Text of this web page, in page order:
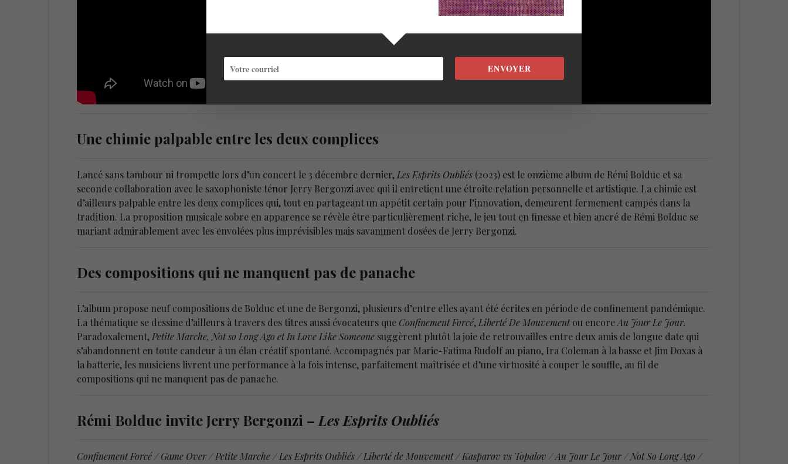
Une chimie palpable entre les deux complices
Lancé sans tambour ni trompette lors d’un concert le 3 décembre dernier,Les Esprits Oubliés (2023) est le onzième album de Rémi Bolduc et sa
seconde collaboration avec le saxophoniste ténor Jerry Bergonzi avec qui il entretient une étroite relation personnelle et artistique. La chimie est
d’ailleurs palpable entre les deux complices qui, tout en partageant un appétit certain pour l’innovation, demeurent fermement campés dans la
tradition. La proposition musicale sobre en apparence se révèle être particulièrement riche, le jeu tout en finesse et bien ancré de Rémi Bolduc se
mariant admirablement avec les envolées plus imprévisibles mais savamment dosées de Jerry Bergonzi.
Des compositions qui ne manquent pas de panache
L’album propose neuf compositions de Bolduc et une de Bergonzi, plusieurs d’entre elles ayant été écrites en période de confinement pandémique.
La thématique se dessine d’ailleurs à travers des titres aussi évocateurs que Confinement Forcé,Liberté De Mouvementou encoreAu Jour Le Jour.
Paradoxalement,Petite Marche, Not so Long Ago et In Love Like Someone suggèrent plutôt la joie de retrouvailles entre deux amis de longue date qui
s’abandonnent en toute candeur à un élan créatif spontané. Accompagnés par Marie-Fatima Rudolf au piano, Ira Coleman à la basse et Jim Doxas à
la batterie, les musiciens livrent une performance à la fois intense, parfaitement maîtrisée et d’une virtuosité à couper le souffle, au fil de
compositions qui ne manquent pas de panache.
Rémi Bolduc invite Jerry Bergonzi –Les Esprits Oubliés
Confinement Forcé / Game Over / Petite Marche / Les Esprits Oubliés / Liberté de Mouvement / Kasparov vs Topalov / Au Jour Le Jour / Not So Long Ago /
ENVOYER